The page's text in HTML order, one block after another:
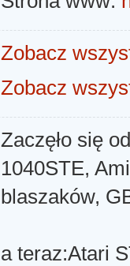
Zobacz
Zobacz
Zaczęło się
1040STE,
blaszaków,
a teraz:Atari